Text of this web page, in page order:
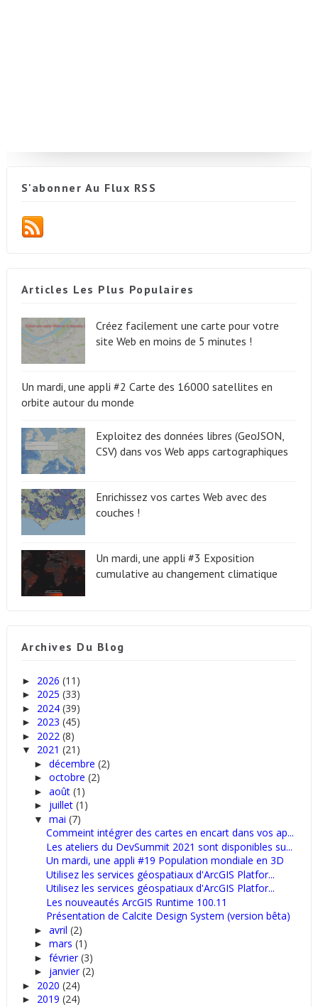
S'abonner Au Flux RSS
Articles Les Plus Populaires
Créez facilement une carte pour votre
site Web en moins de 5 minutes !
Un mardi, une appli #2 Carte des 16000 satellites en
orbite autour du monde
Exploitez des données libres (GeoJSON,
CSV) dans vos Web apps cartographiques
Enrichissez vos cartes Web avec des
couches !
Un mardi, une appli #3 Exposition
cumulative au changement climatique
Archives Du Blog
► 2026 (11)
► 2025 (33)
► 2024 (39)
► 2023 (45)
► 2022 (8)
▼ 2021 (21)
► décembre (2)
► octobre (2)
► août (1)
► juillet (1)
▼ mai (7)
Commeint intégrer des cartes en encart dans vos ap...
Les ateliers du DevSummit 2021 sont disponibles su...
Un mardi, une appli #19 Population mondiale en 3D
Utilisez les services géospatiaux d'ArcGIS Platfor...
Utilisez les services géospatiaux d'ArcGIS Platfor...
Les nouveautés ArcGIS Runtime 100.11
Présentation de Calcite Design System (version bêta)
► avril (2)
► mars (1)
► février(3)
► janvier(2)
► 2020 (24)
► 2019 (24)